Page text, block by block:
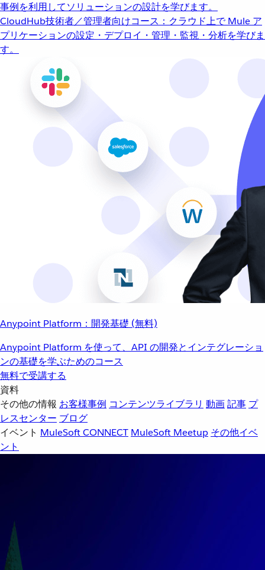
事例を利用してソリューションの設計を学びます。
CloudHub技術者／管理者向けコース：クラウド上で Mule ア
プリケーションの設定・デプロイ・管理・監視・分析を学びま
す。
Anypoint Platform：開発基礎 (無料)
Anypoint Platform を使って、API の開発とインテグレーショ
ンの基礎を学ぶためのコース
無料で受講する
資料
その他の情報 お客様事例 コンテンツライブラリ 動画記事 プ
レスセンター ブログ
イベント MuleSoft CONNECT MuleSoft Meetup その他イベ
ント